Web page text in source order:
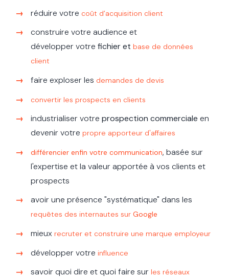
réduire votre coût d’acquisition client
construire votre audience et
développer votre fichier et base de données
client
faire exploser les demandes de devis
convertir les prospects en clients
industrialiser votre prospection commerciale en
devenir votre propre apporteur d'affaires
différencier enfin votre communication, basée sur
l'expertise et la valeur apportée à vos clients et
prospects
avoir une présence "systématique" dans les
requêtes des internautes sur Google
mieux recruter et construire une marque employeur
développer votre influence
savoir quoi dire et quoi faire sur les réseaux